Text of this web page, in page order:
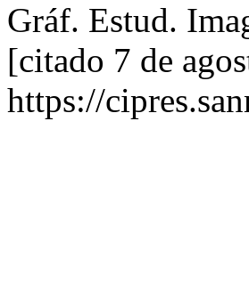
Gráf. Estud.
[citado 7 de
https://